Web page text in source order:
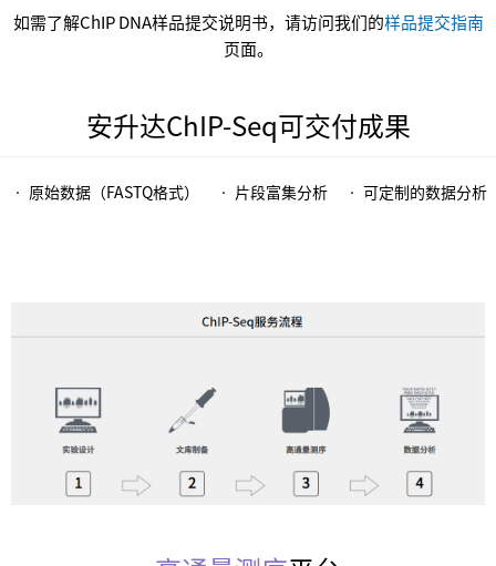
如需了解ChIP DNA样品提交说明书，请访问我们的样品提交指南
页面。
安升达ChIP-Seq可交付成果
• 原始数据（FASTQ格式） • 片段富集分析 • 可定制的数据分析